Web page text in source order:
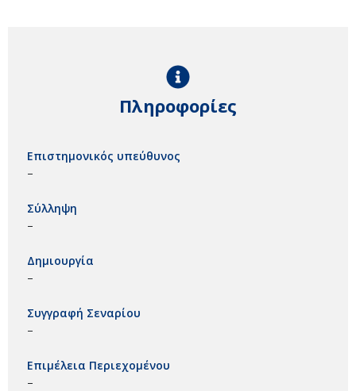
Πληροφορίες
Επιστημονικός υπεύθυνος
–
Σύλληψη
–
Δημιουργία
–
Συγγραφή Σεναρίου
–
Επιμέλεια Περιεχομένου
–